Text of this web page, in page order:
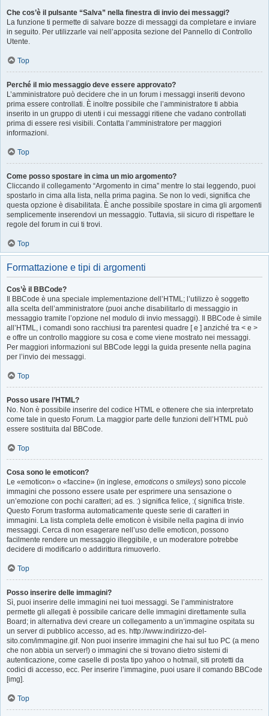
Che cos’è il pulsante “Salva” nella finestra di invio dei messaggi?
La funzione ti permette di salvare bozze di messaggi da completare e inviare
in seguito. Per utilizzarle vai nell’apposita sezione del Pannello di Controllo
Utente.
Top
Perché il mio messaggio deve essere approvato?
L’amministratore può decidere che in un forum i messaggi inseriti devono
prima essere controllati. È inoltre possibile che l’amministratore ti abbia
inserito in un gruppo di utenti i cui messaggi ritiene che vadano controllati
prima di essere resi visibili. Contatta l’amministratore per maggiori
informazioni.
Top
Come posso spostare in cima un mio argomento?
Cliccando il collegamento “Argomento in cima” mentre lo stai leggendo, puoi
spostarlo in cima alla lista, nella prima pagina. Se non lo vedi, significa che
questa opzione è disabilitata. È anche possibile spostare in cima gli argomenti
semplicemente inserendovi un messaggio. Tuttavia, sii sicuro di rispettare le
regole del forum in cui ti trovi.
Top
Formattazione e tipi di argomenti
Cos’è il BBCode?
Il BBCode è una speciale implementazione dell’HTML; l’utilizzo è soggetto
alla scelta dell’amministratore (puoi anche disabilitarlo di messaggio in
messaggio tramite l’opzione nel modulo di invio messaggi). Il BBCode è simile
all’HTML, i comandi sono racchiusi tra parentesi quadre [ e ] anziché tra < e >
e offre un controllo maggiore su cosa e come viene mostrato nei messaggi.
Per maggiori informazioni sul BBCode leggi la guida presente nella pagina
per l’invio dei messaggi.
Top
Posso usare l’HTML?
No. Non è possibile inserire del codice HTML e ottenere che sia interpretato
come tale in questo Forum. La maggior parte delle funzioni dell’HTML può
essere sostituita dal BBCode.
Top
Cosa sono le emoticon?
Le «emoticon» o «faccine» (in inglese, emoticons o smileys) sono piccole
immagini che possono essere usate per esprimere una sensazione o
un’emozione con pochi caratteri; ad es. :) significa felice, :( significa triste.
Questo Forum trasforma automaticamente queste serie di caratteri in
immagini. La lista completa delle emoticon è visibile nella pagina di invio
messaggi. Cerca di non esagerare nell’uso delle emoticon, possono
facilmente rendere un messaggio illeggibile, e un moderatore potrebbe
decidere di modificarlo o addirittura rimuoverlo.
Top
Posso inserire delle immagini?
Sì, puoi inserire delle immagini nei tuoi messaggi. Se l’amministratore
permette gli allegati è possibile caricare delle immagini direttamente sulla
Board; in alternativa devi creare un collegamento a un’immagine ospitata su
un server di pubblico accesso, ad es. http://www.indirizzo-del-
sito.com/immagine.gif. Non puoi inserire immagini che hai sul tuo PC (a meno
che non abbia un server!) o immagini che si trovano dietro sistemi di
autenticazione, come caselle di posta tipo yahoo o hotmail, siti protetti da
codici di accesso, ecc. Per inserire l’immagine, puoi usare il comando BBCode
[img].
Top